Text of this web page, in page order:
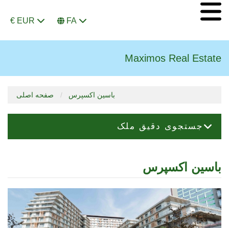
€ EUR FA
Maximos Real Estate
صفحه اصلی باسین اکسپرس
جستجوی دقیق ملک
باسین اکسپرس